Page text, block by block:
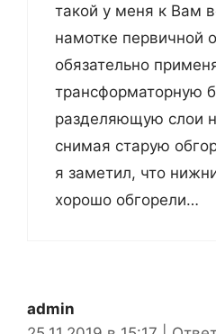
такой у меня к Вам
намотке первичной
обязательно
трансформаторную
разделяющую слои
снимая старую
я заметил, что
хорошо обгорели…
admin